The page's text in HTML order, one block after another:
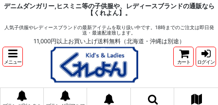
デニムダンガリー,ヒスミニ等の子供服や、レディースブランドの通販なら
【くれよん】。
人気子供服やレディースブランドの最新アイテムを取り扱い中です。18時までのご注文は即日発
送・最速配達致します。
11,000円以上お買い上げ送料無料（北海道・沖縄は別途）
メニュー カート ログイン